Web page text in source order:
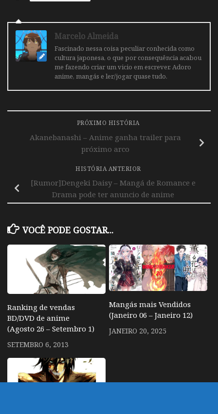
Marcelo Almeida
Fascinado nessa coisa peculiar conhecida como
cultura japonesa, o que por consequência acabou
me fazendo criar um vicio em escrever. Adoro
anime, mangás e ler/jogar quase tudo.
PRÓXIMO HISTÓRIA
Akanebanashi – Anime ganha trailer para
próximo arco
HISTÓRIA ANTERIOR
[Rumor]Dengeki Daisy – Mangá de Romance e
Drama pode ter anuncio de anime
VOCÊ PODE GOSTAR...
Ranking de vendas
BD/DVD de anime
(Agosto 26 – Setembro 1)
SETEMBRO 6, 2013
Mangás mais Vendidos
(Janeiro 06 – Janeiro 12)
JANEIRO 20, 2025